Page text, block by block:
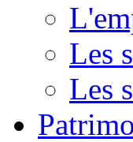
Les
Les